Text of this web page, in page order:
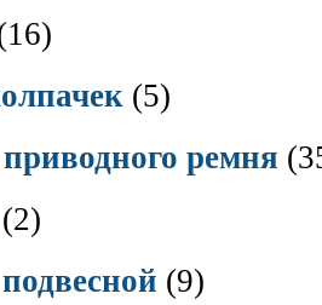
(5)
ремня
(2)
(9)